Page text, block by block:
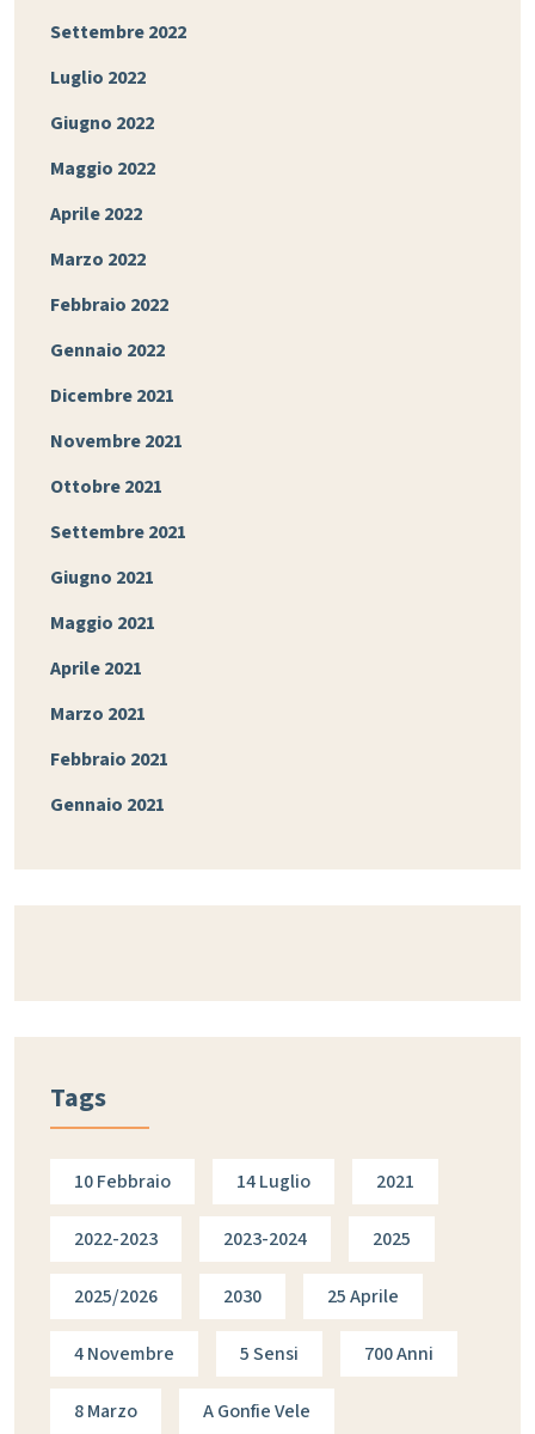
Settembre 2022
Luglio 2022
Giugno 2022
Maggio 2022
Aprile 2022
Marzo 2022
Febbraio 2022
Gennaio 2022
Dicembre 2021
Novembre 2021
Ottobre 2021
Settembre 2021
Giugno 2021
Maggio 2021
Aprile 2021
Marzo 2021
Febbraio 2021
Gennaio 2021
Tags
10 Febbraio 14 Luglio 2021
2022-2023 2023-2024 2025
2025/2026 2030 25 Aprile
4 Novembre 5 Sensi 700 Anni
8 Marzo A Gonfie Vele